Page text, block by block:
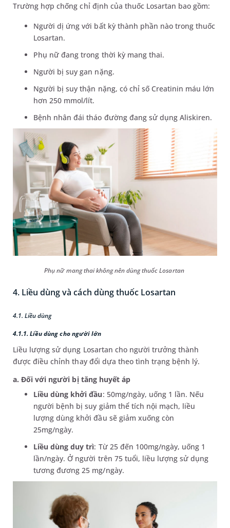
Trường hợp chống chỉ định của thuốc Losartan bao gồm:
Người dị ứng với bất kỳ thành phần nào trong thuốc
Losartan.
Phụ nữ đang trong thời kỳ mang thai.
Người bị suy gan nặng.
Người bị suy thận nặng, có chỉ số Creatinin máu lớn
hơn 250 mmol/lít.
Bệnh nhân đái tháo đường đang sử dụng Aliskiren.
Phụ nữ mang thai không nên dùng thuốc Losartan
4. Liều dùng và cách dùng thuốc Losartan
4.1. Liều dùng
4.1.1. Liều dùng cho người lớn
Liều lượng sử dụng Losartan cho người trưởng thành
được điều chỉnh thay đổi dựa theo tình trạng bệnh lý.
a. Đối với người bị tăng huyết áp
Liều dùng khởi đầu: 50mg/ngày, uống 1 lần. Nếu
người bệnh bị suy giảm thể tích nội mạch, liều
lượng dùng khởi đầu sẽ giảm xuống còn
25mg/ngày.
Liều dùng duy trì: Từ 25 đến 100mg/ngày, uống 1
lần/ngày. Ở người trên 75 tuổi, liều lượng sử dụng
tương đương 25 mg/ngày.